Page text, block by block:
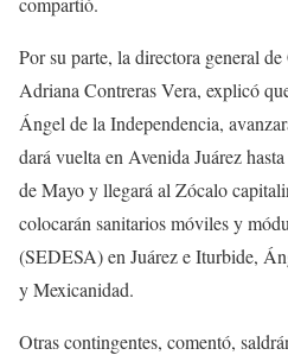
Por su parte, la directora general
Adriana Contreras Vera, explicó
Ángel de la Independencia,
dará vuelta en Avenida Juárez
de Mayo y llegará al Zócalo
colocarán sanitarios móviles y
(SEDESA) en Juárez e Iturbide,
y Mexicanidad.
Otras contingentes, comentó,